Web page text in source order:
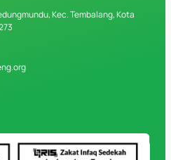
Kec. Tembalang, Kota